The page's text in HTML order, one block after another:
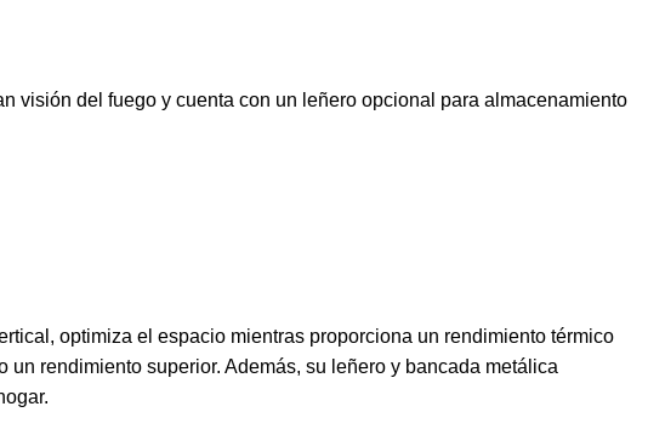
visión del fuego y cuenta con un leñero opcional para almacenamiento
optimiza el espacio mientras proporciona un rendimiento térmico
rendimiento superior. Además, su leñero y bancada metálica